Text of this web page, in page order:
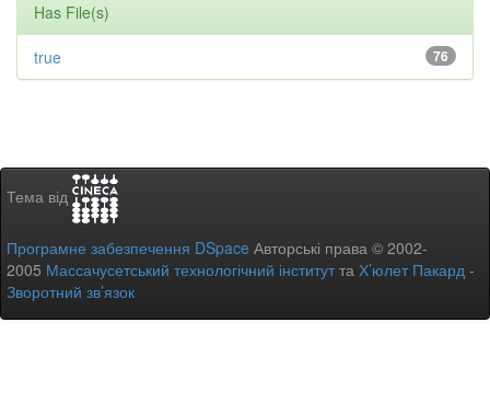
Has File(s)
76
true
Тема від
Програмне забезпечення DSpace Авторські права © 2002-
2005 Массачусетський технологічний інститутта Х’юлет Пакард -
Зворотний зв’язок